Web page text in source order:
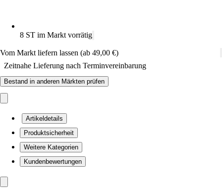
8 ST im Markt vorrätig
Vom Markt liefern lassen (ab 49,00 €)
Zeitnahe Lieferung nach Terminvereinbarung
Bestand in anderen Märkten prüfen
Artikeldetails
Produktsicherheit
Weitere Kategorien
Kundenbewertungen